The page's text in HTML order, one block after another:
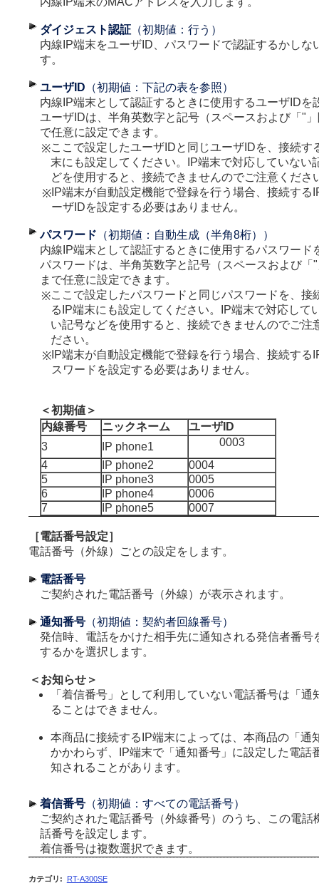
ダイジェスト認証 （初期値：行う）
内線IP端末をユーザID、パスワードで認証するかしな
す。
ユーザID （初期値：下記の表を参照）
内線IP端末として認証するときに使用するユーザIDを
ユーザIDは、半角英数字と記号（スペースおよび「"
で任意に設定できます。
※ここで設定したユーザIDと同じユーザIDを、接続す
末にも設定してください。IP端末で対応していない
どを使用すると、接続できませんのでご注意くださ
※ IP端末が自動設定機能で登録を行う場合、接続する
ーザIDを設定する必要はありません。
パスワード （初期値：自動生成（半角8桁））
内線IP端末として認証するときに使用するパスワード
パスワードは、半角英数字と記号（スペースおよび「
まで任意に設定できます。
※ここで設定したパスワードと同じパスワードを、接
るIP端末にも設定してください。IP端末で対応して
い記号などを使用すると、接続できませんのでご注
ださい。
※ IP端末が自動設定機能で登録を行う場合、接続する
スワードを設定する必要はありません。
＜初期値＞
内線番号
ニックネーム
ユーザID
3
IP phone1
0003
4
IP phone2
0004
5
IP phone3
0005
6
IP phone4
0006
7
IP phone5 0007
［電話番号設定］
電話番号（外線）ごとの設定をします。
電話番号
ご契約された電話番号（外線）が表示されます。
通知番号 （初期値：契約者回線番号）
発信時、電話をかけた相手先に通知される発信者番号
するかを選択します。
＜お知らせ＞
「着信番号」として利用していない電話番号は「通
ることはできません。
本商品に接続するIP端末によっては、本商品の「通
かかわらず、IP端末で「通知番号」に設定した電話
知されることがあります。
着信番号 （初期値：すべての電話番号）
ご契約された電話番号（外線番号）のうち、この電話
話番号を設定します。
着信番号は複数選択できます。
カテゴリ : RT-A300SE